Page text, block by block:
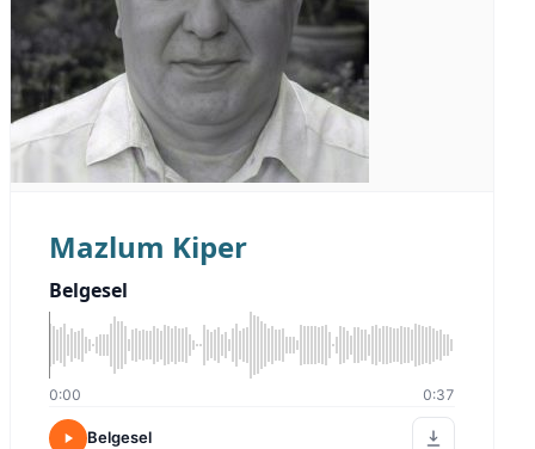
Mazlum Kiper
Belgesel
0:00 0:37
Belgesel